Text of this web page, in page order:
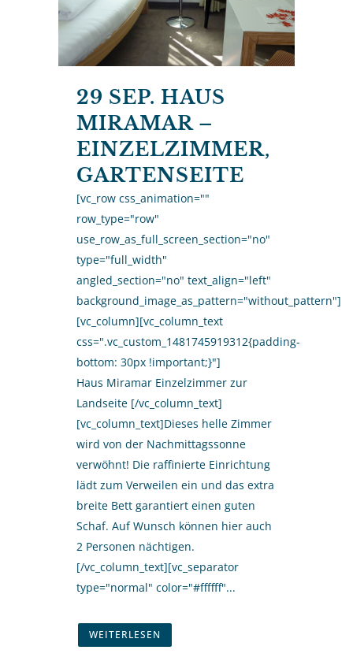
29 SEP. HAUS
MIRAMAR –
EINZELZIMMER,
GARTENSEITE
[vc_row css_animation=""
row_type="row"
use_row_as_full_screen_section="no"
type="full_width"
angled_section="no" text_align="left"
background_image_as_pattern="without_pattern"]
[vc_column][vc_column_text
css=".vc_custom_1481745919312{padding-
bottom: 30px !important;}"]
Haus Miramar Einzelzimmer zur
Landseite [/vc_column_text]
[vc_column_text]Dieses helle Zimmer
wird von der Nachmittagssonne
verwöhnt! Die raffinierte Einrichtung
lädt zum Verweilen ein und das extra
breite Bett garantiert einen guten
Schaf. Auf Wunsch können hier auch
2 Personen nächtigen.
[/vc_column_text][vc_separator
type="normal" color="#ffffff"...
WEITERLESEN